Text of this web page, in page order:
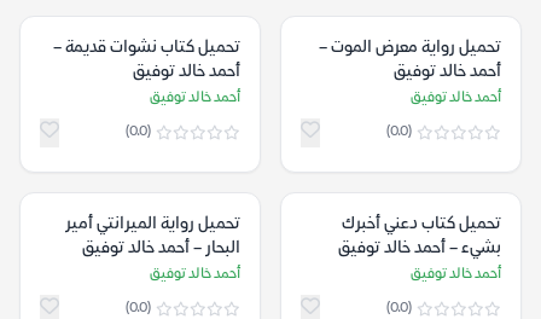
تحميل رواية معرض الموت –
أحمد خالد توفيق
أحمد خالد توفيق
(0.0)
تحميل كتاب نشوات قديمة –
أحمد خالد توفيق
أحمد خالد توفيق
(0.0)
تحميل كتاب دعني أخبرك
بشيء – أحمد خالد توفيق
أحمد خالد توفيق
(0.0)
تحميل رواية الميرانتي أمير
البحار – أحمد خالد توفيق
أحمد خالد توفيق
(0.0)